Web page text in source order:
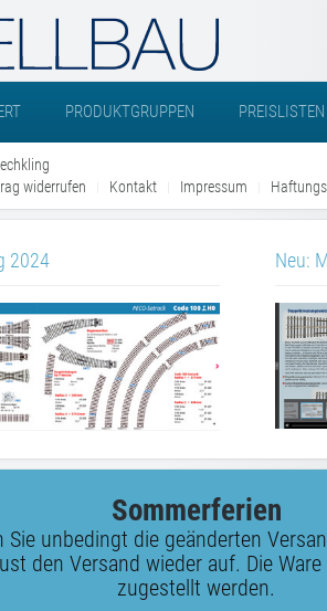
PRODUKTGRUPPEN PREISLISTEN
widerrufen Kontakt Impressum
2024 Neu:
Sommerferien
Sie unbedingt die geänderten
den Versand wieder auf. Die
zugestellt werden.